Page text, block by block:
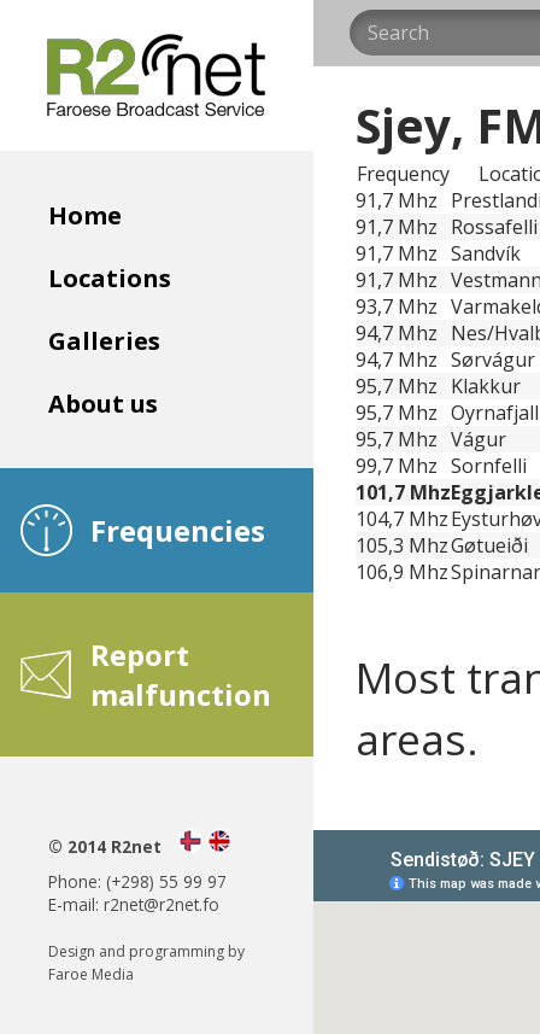
Home
Locations
Galleries
About us
Frequencies
Report
malfunction
© 2014 R2net
Phone: (+298) 55 99 97
E-mail: r2net@r2net.fo
Design and programming by
Faroe Media
Sjey,
Frequency
91,7 Mhz
91,7 Mhz
91,7 Mhz Sandvík
91,7 Mhz
93,7 Mhz
94,7 Mhz Nes/
94,7 Mhz Sørvágur
95,7 Mhz Klakkur
95,7 Mhz Oyrnafjall
95,7 Mhz Vágur
99,7 Mhz Sornfelli
101,7 Mhz
104,7 Mhz
105,3 MhzGøtueiði
106,9 MhzSpinarnar
Most
areas.